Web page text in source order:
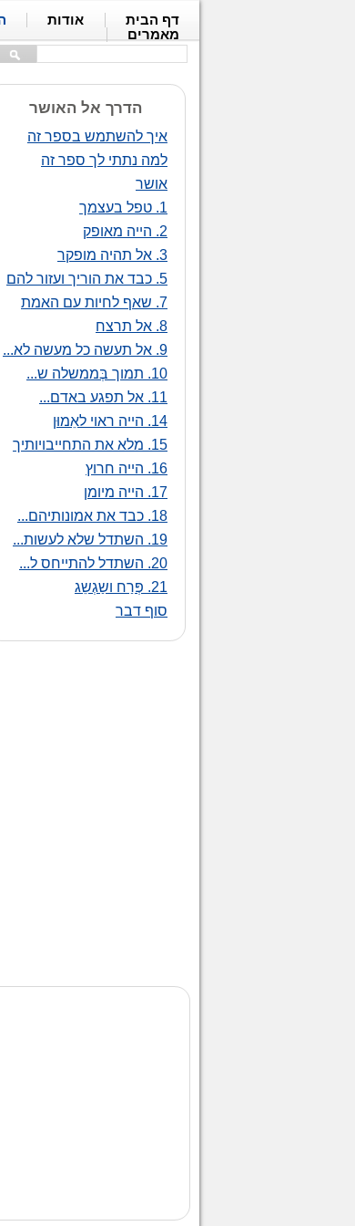
דף הבית אודות
מאמרים
הדרך אל האושר
איך להשתמש בספר זה
למה נתתי לך ספר זה
אושר
1. טפל בעצמך
2. הייה מאופק
3. אל תהיה מופקר
5. כבד את הוריך ועזור להם
7. שאף לחיות עם האמת
8. אל תרצח
9. אל תעשה כל מעשה לא...
10. תמוך בְּממשלה ש...
11. אל תפגע באדם...
14. הייה ראוי לאֵמוּן
15. מלא את התחייבויותיך
16. הייה חרוץ
17. הייה מיומן
18. כבד את אמונותיהם...
19. השתדל שלא לעשות...
20. השתדל להתייחס ל...
21. פְּרַח ושַגְשֵג
סוף דבר
הערה: הטקסט
© 2014 העמותה לשגשוג ובטחון במזה"ת. כל הזכויות